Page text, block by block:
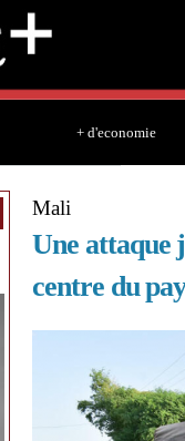
+ d'economie
Mali
Une attaque
centre du